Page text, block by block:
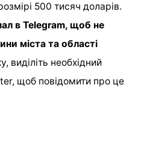
500 тисяч доларів.
в Telegram, щоб не
міста та області
виділіть необхідний
щоб повідомити про це